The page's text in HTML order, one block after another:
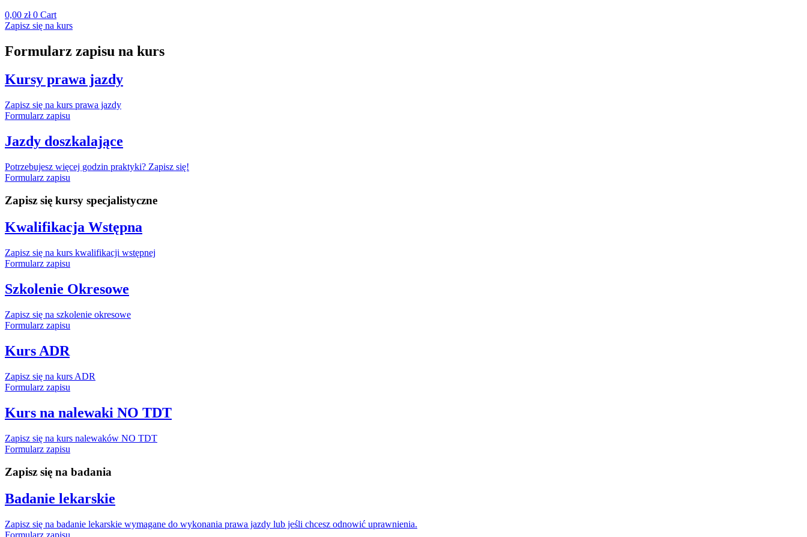
0,00 zł 0 Cart
Zapisz się na kurs
Formularz zapisu na kurs
Kursy prawa jazdy
Zapisz się na kurs prawa jazdy
Formularz zapisu
Jazdy doszkalające
Potrzebujesz więcej godzin praktyki? Zapisz się!
Formularz zapisu
Zapisz się kursy specjalistyczne
Kwalifikacja Wstępna
Zapisz się na kurs kwalifikacji wstępnej
Formularz zapisu
Szkolenie Okresowe
Zapisz się na szkolenie okresowe
Formularz zapisu
Kurs ADR
Zapisz się na kurs ADR
Formularz zapisu
Kurs na nalewaki NO TDT
Zapisz się na kurs nalewaków NO TDT
Formularz zapisu
Zapisz się na badania
Badanie lekarskie
Zapisz się na badanie lekarskie wymagane do wykonania prawa jazdy lub jeśli chcesz odnowić uprawnienia.
Formularz zapisu